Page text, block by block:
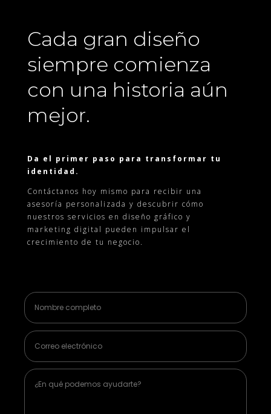
Cada gran diseño
siempre comienza
con una historia aún
mejor.
Da el primer paso para transformar tu
identidad.
Contáctanos hoy mismo para recibir una
asesoría personalizada y descubrir cómo
nuestros servicios en diseño gráfico y
marketing digital pueden impulsar el
crecimiento de tu negocio.